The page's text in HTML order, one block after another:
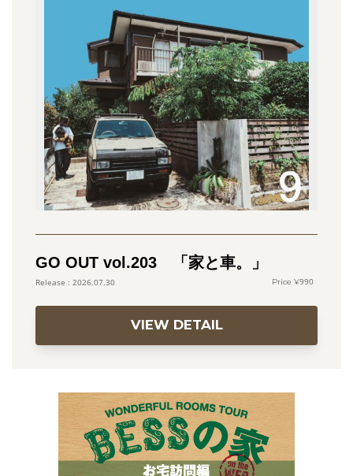
GO OUT vol.203 「家と車。」
2026.07.30 990
VIEW DETAIL